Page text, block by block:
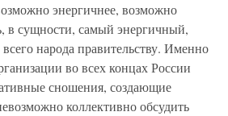
энергичнее, возможно
в сущности, самый энергичный,
народа правительству. Именно
во всех концах России
сношения, создающие
коллективно обсудить